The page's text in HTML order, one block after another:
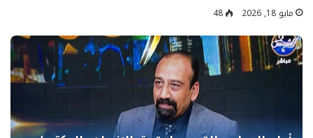
مايو 18, 2026 48